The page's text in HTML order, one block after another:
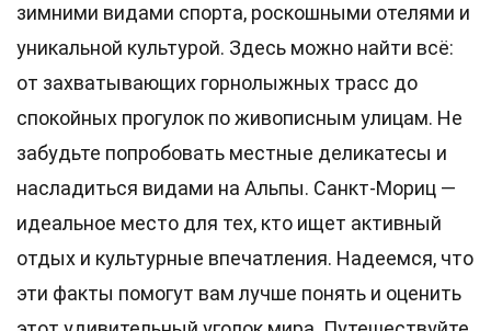
зимними видами спорта, роскошными отелями и
уникальной культурой. Здесь можно найти всё:
от захватывающих горнолыжных трасс до
спокойных прогулок по живописным улицам. Не
забудьте попробовать местные деликатесы и
насладиться видами на Альпы. Санкт-Мориц —
идеальное место для тех, кто ищет активный
отдых и культурные впечатления. Надеемся, что
эти факты помогут вам лучше понять и оценить